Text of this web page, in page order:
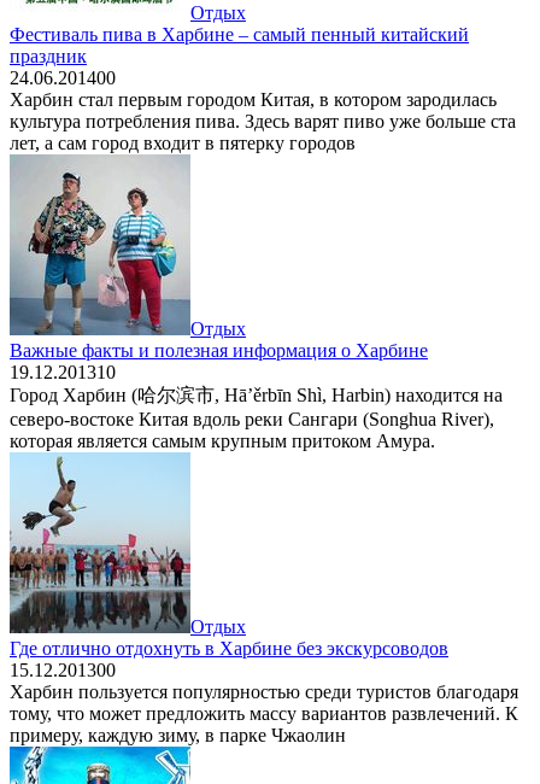
Отдых
Фестиваль пива в Харбине – самый пенный китайский
праздник
24.06.201400
Харбин стал первым городом Китая, в котором зародилась
культура потребления пива. Здесь варят пиво уже больше ста
лет, а сам город входит в пятерку городов
Отдых
Важные факты и полезная информация о Харбине
19.12.201310
Город Харбин (哈尔滨市, Hā’ěrbīn Shì, Harbin) находится на
северо-востоке Китая вдоль реки Сангари (Songhua River),
которая является самым крупным притоком Амура.
Отдых
Где отлично отдохнуть в Харбине без экскурсоводов
15.12.201300
Харбин пользуется популярностью среди туристов благодаря
тому, что может предложить массу вариантов развлечений. К
примеру, каждую зиму, в парке Чжаолин